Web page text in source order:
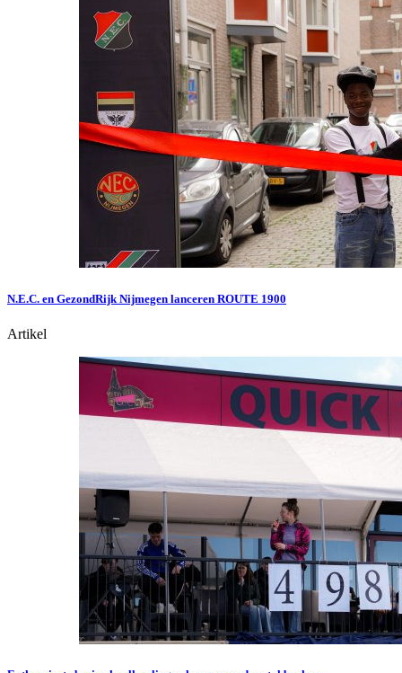
N.E.C. en GezondRijk Nijmegen lanceren ROUTE 1900
Artikel